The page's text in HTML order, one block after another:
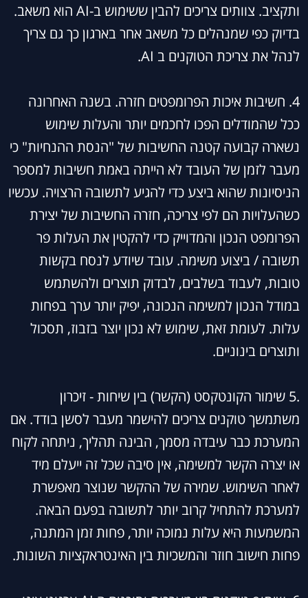
ותקציב. צוותים צריכים להבין ששימוש ב-AI הוא משאב.
בדיוק כפי שמנהלים כל משאב אחר בארגון כך גם צריך
לנהל את צריכת הטוקנים ב AI.
4. חשיבות איכות הפרומפטים חזרה. בשנה האחרונה
ככל שהמודלים הפכו לחכמים יותר והעלות שימוש
נשארה קבועה קטנה החשיבות של "הנסת ההנחיות" כי
מעבר לזמן של העובד לא הייתה באמת חשיבות למספר
הניסיונות שהוא ביצע כדי להגיע לתשובה הרצויה. עכשיו
כשהעלויות הם לפי צריכה, חזרה החשיבות של יצירת
הפרומפט הנכון והמדוייק כדי להקטין את העלות פר
תשובה / ביצוע משימה. עובד שיודע לנסח בקשות
טובות, לעבוד בשלבים, לבדוק תוצרים ולהשתמש
במודל הנכון למשימה הנכונה, יפיק יותר ערך בפחות
עלות. לעומת זאת, שימוש לא נכון יוצר בזבוז, תסכול
ותוצרים בינוניים.
.5 שימור הקונטקסט (הקשר) בין שיחות - זיכרון
משתמשך טוקנים צריכים להישמר מעבר לסשן בודד. אם
המערכת כבר עיבדה מסמך, הבינה תהליך, ניתחה לקוח
או יצרה הקשר למשימה, אין סיבה שכל זה ייעלם מיד
לאחר השימוש. שמירה של ההקשר שנוצר מאפשרת
למערכת להתחיל קרוב יותר לתשובה בפעם הבאה.
המשמעות היא עלות נמוכה יותר, פחות זמן המתנה,
פחות חישוב חוזר והמשכיות בין האינטראקציות השונות.